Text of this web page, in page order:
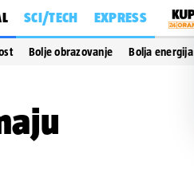
SCI/TECH EXPRESS
Bolje obrazovanje Bolja energija